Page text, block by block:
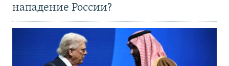
нападение России?